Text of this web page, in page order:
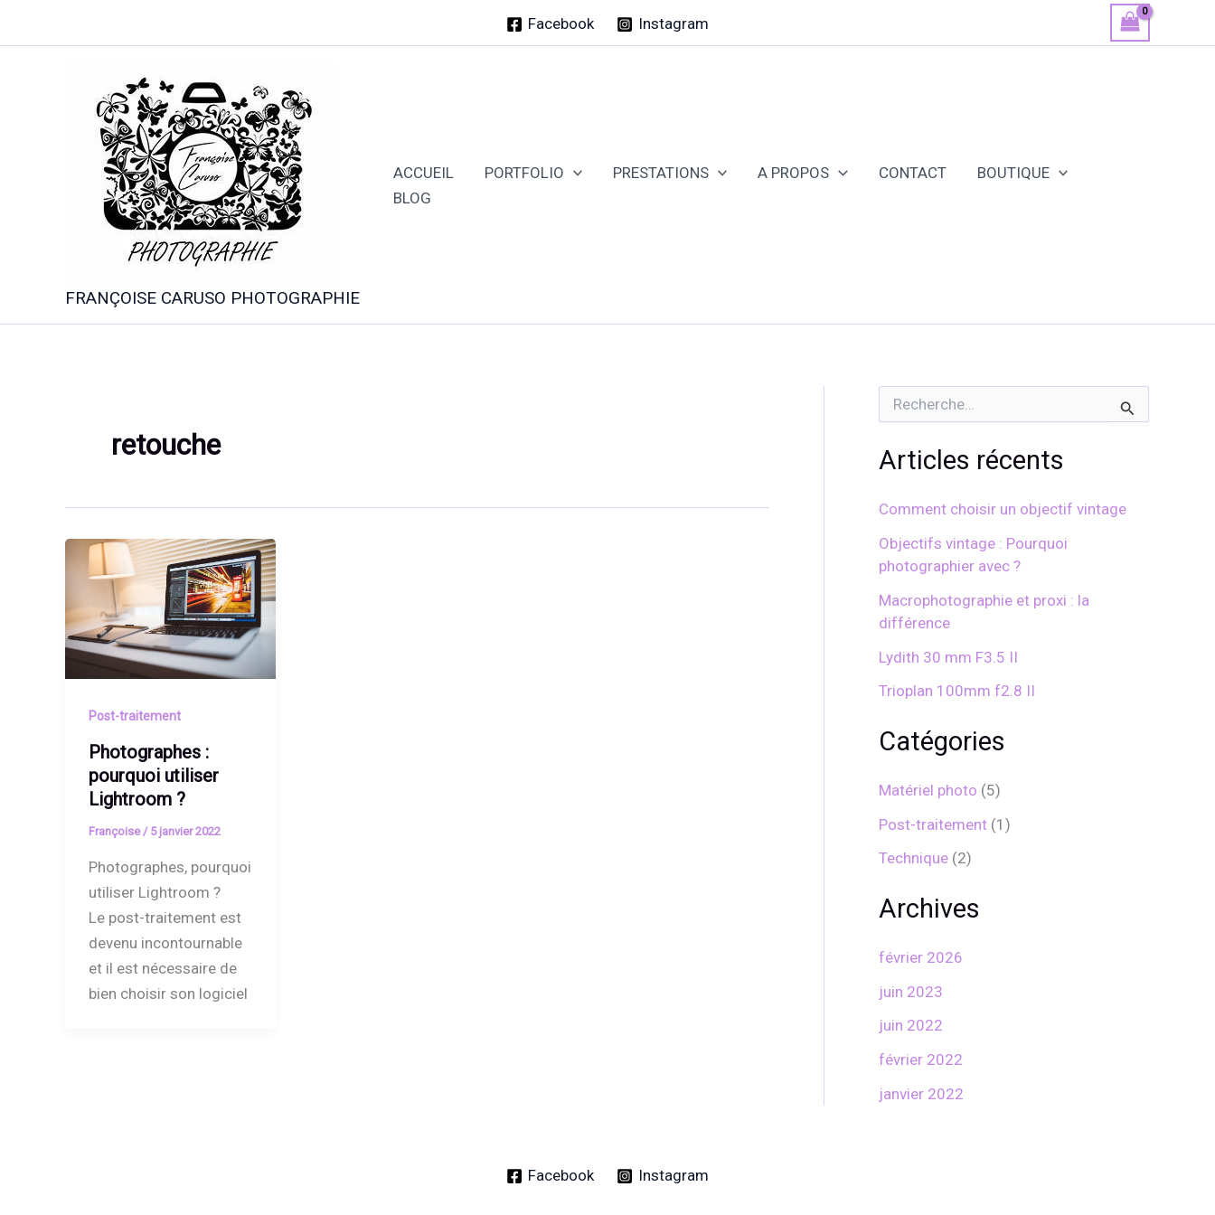
Facebook Instagram
FRANÇOISE CARUSO PHOTOGRAPHIE
ACCUEIL PORTFOLIO PRESTATIONS A PROPOS CONTACT
BOUTIQUE
BLOG
retouche
Post-traitement
Photographes :
pourquoi utiliser
Lightroom ?
Françoise/ 5 janvier 2022
Photographes, pourquoi
utiliser Lightroom ?
Le post-traitement est
devenu incontournable
et il est nécessaire de
bien choisir son logiciel
e
c
e
:
Articles récents
Comment choisir un objectif vintage
Objectifs vintage : Pourquoi
photographier avec ?
Macrophotographie et proxi : la
différence
Lydith 30 mm F3.5 II
Trioplan 100mm f2.8 II
Catégories
Matériel photo (5)
Post-traitement (1)
Technique (2)
Archives
février 2026
juin 2023
juin 2022
février 2022
janvier 2022
Facebook Instagram